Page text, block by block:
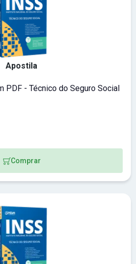
Apostila
PDF - Técnico do Seguro Social
Comprar